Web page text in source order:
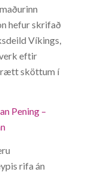
hefur skrifað
Víkings,
eftir
sköttum í
Pening –
rifa án